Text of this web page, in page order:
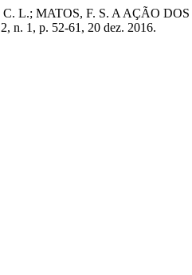
L.; MATOS, F. S. A AÇÃO
n. 1, p. 52-61, 20 dez. 2016.